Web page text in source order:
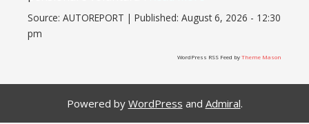
Source: AUTOREPORT | Published: August 6, 2026 - 12:30
pm
WordPress RSS Feed byTheme Mason
Powered by WordPress and Admiral.